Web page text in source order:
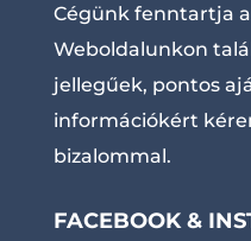
Cégünk fenntartja
Weboldalunkon
jellegűek, pontos
információkért
bizalommal.
FACEBOOK &